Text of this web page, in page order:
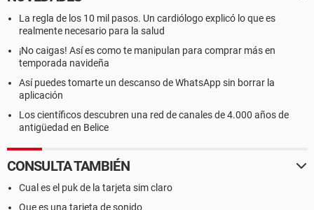
La regla de los 10 mil pasos. Un cardiólogo explicó lo que es
realmente necesario para la salud
¡No caigas! Así es como te manipulan para comprar más en
temporada navideña
Así puedes tomarte un descanso de WhatsApp sin borrar la
aplicación
Los científicos descubren una red de canales de 4.000 años de
antigüedad en Belice
CONSULTA TAMBIÉN
Cual es el puk de la tarjeta sim claro
Que es una tarjeta de sonido